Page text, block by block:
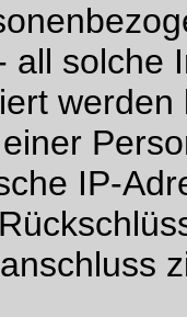
all solche
IP-